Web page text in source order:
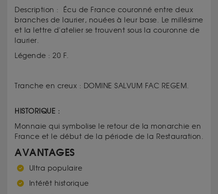
Description : Écu de France couronné entre deux
branches de laurier, nouées à leur base. Le millésime
et la lettre d'atelier se trouvent sous la couronne de
laurier.
Légende : 20 F.
Tranche en creux : DOMINE SALVUM FAC REGEM.
HISTORIQUE :
Monnaie qui symbolise le retour de la monarchie en
France et le début de la période de la Restauration.
AVANTAGES
Ultra populaire
Intérêt historique